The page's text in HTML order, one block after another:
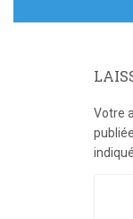
Votre
publiée.